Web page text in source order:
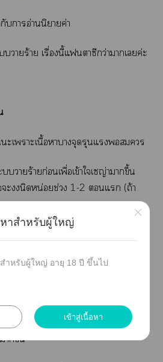
บาอ่านนิยายค่า
วายร้าย เรื่องนี้แาซีกว่าาเค่ะ
ะเาะเนื้อาางจุดรุนแรง
วายร้ายก่อนเพื่อเข้าใเญ่าาขึ้น
ะนิดหน่อยช่วง 1-2 แ (ถ้า
ะเล่นาฉัน (าร์ต) -> ถ้าอ่านจะเข้า
าขึ้น
หาสำหรับผู้ใหญ่
สำหรับผู้ใหญ่ อายุ 18 ปี ขึ้นไป
เข้าสู่เนื้อหา
×